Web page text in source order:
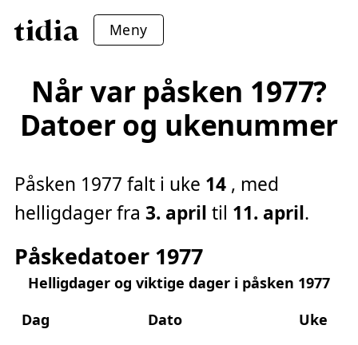
Meny
Når var påsken 1977?
Datoer og ukenummer
Påsken 1977 falt i uke 14 , med
helligdager fra 3. april til 11. april.
Påskedatoer 1977
Helligdager og viktige dager i påsken 1977
Dag
Dato
Uke